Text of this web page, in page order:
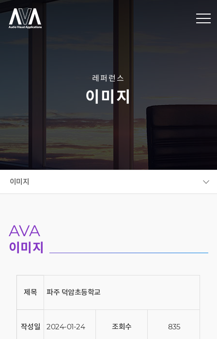
레퍼런스
이미지
이미지
AVA
이미지
제목 파주 덕암초등학교
작성일 2024-01-24 조회수 835